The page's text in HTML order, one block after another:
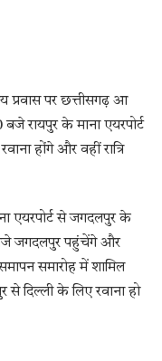
प्रवास पर छत्तीसगढ़ आ
रायपुर के माना एयरपोर्ट
होंगे और वहीं रात्रि
एयरपोर्ट से जगदलपुर के
जगदलपुर पहुंचेंगे और
समारोह में शामिल
से दिल्ली के लिए रवाना हो